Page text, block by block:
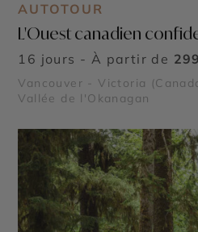
AUTOTOUR
L'Ouest canadien
16 jours - À partir de
Vancouver - Victoria
Vallée de l'Okanagan